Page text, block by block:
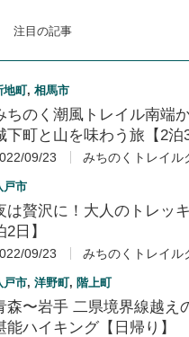
注目の記事
地町,相馬市
ちのく潮風トレイル南端か
下町と山を味わう旅【2泊3
09/23 みちのくトレイル
戸市
は贅沢に！大人のトレッ
2日】
09/23 みちのくトレイル
戸市,洋野町, 階上町
森〜岩手 二県境界線越え
能ハイキング【日帰り】